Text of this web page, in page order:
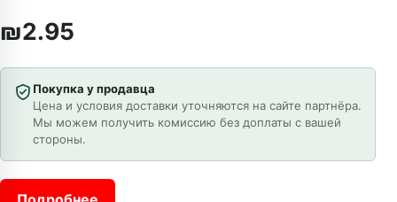
₪2.95
Покупка у продавца
Цена и условия доставки уточняются на сайте партнёра.
Мы можем получить комиссию без доплаты с вашей
стороны.